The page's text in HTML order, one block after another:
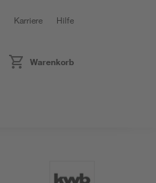
Karriere Hilfe
Warenkorb